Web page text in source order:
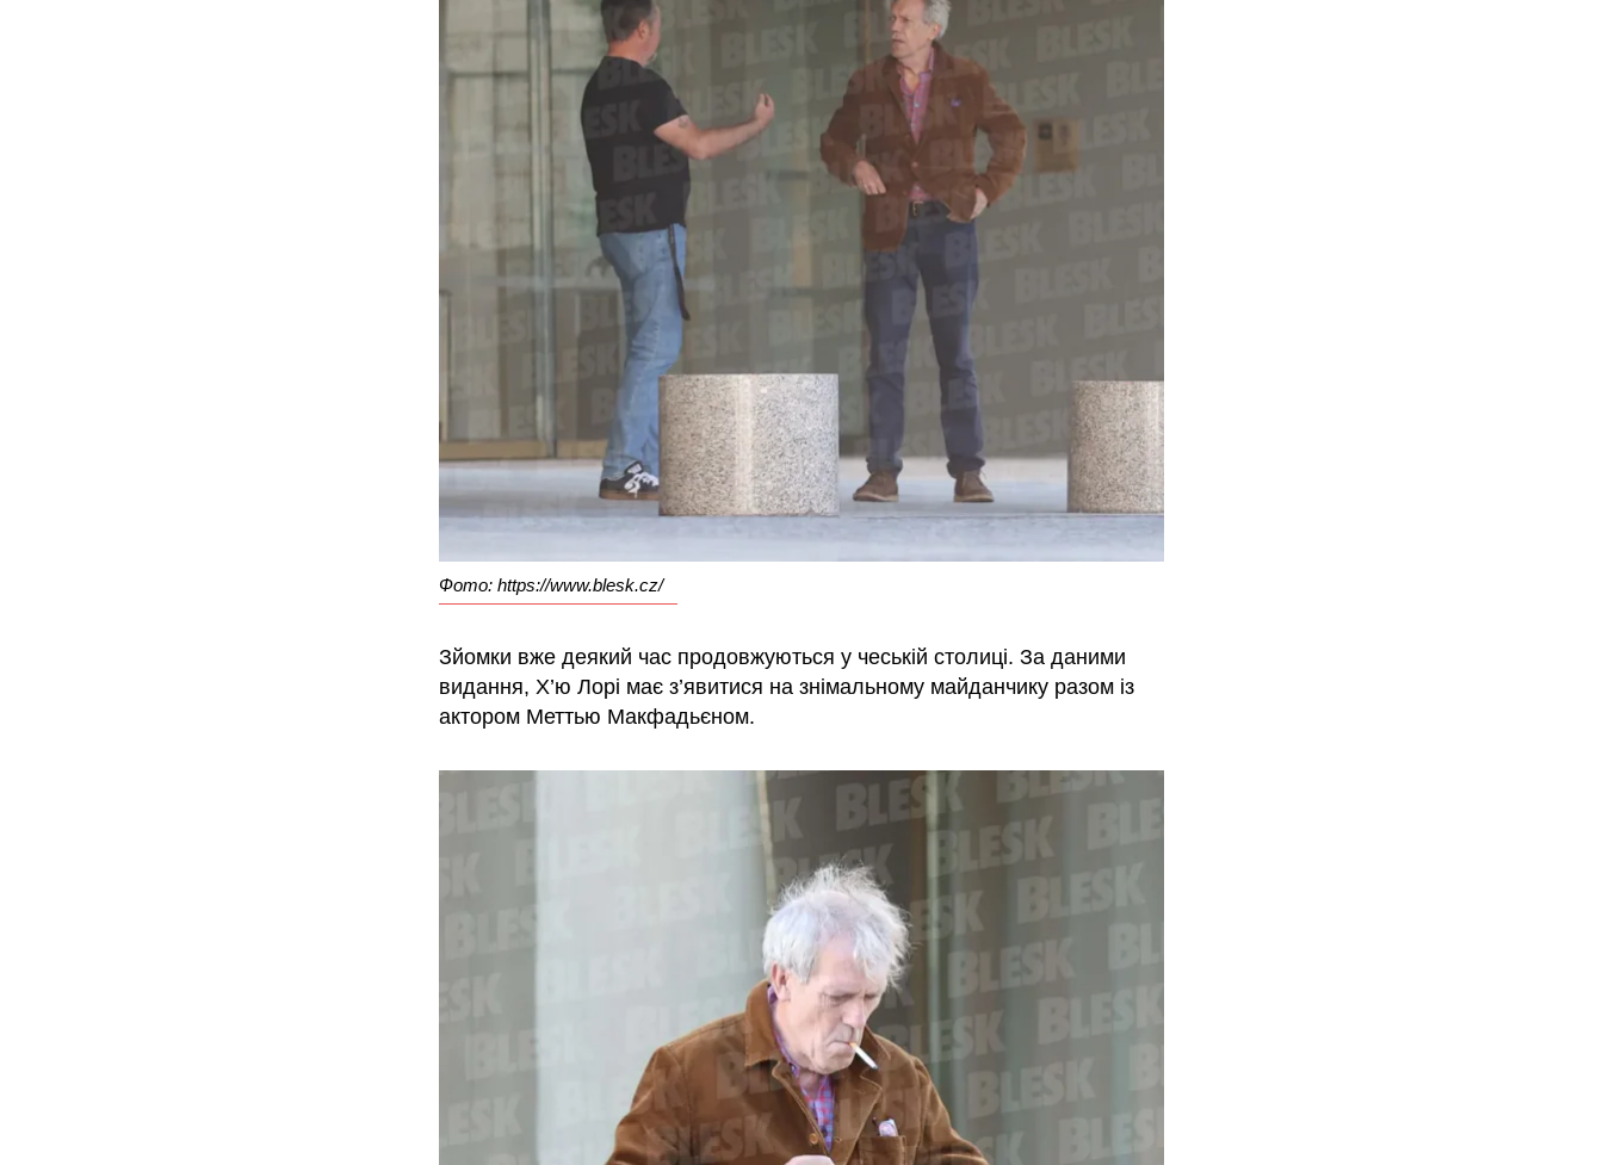
Фото: https://www.blesk.cz/
Зйомки вже деякий час продовжуються у чеській столиці. За даними
видання, Х’ю Лорі має з’явитися на знімальному майданчику разом із
актором Меттью Макфадьєном.